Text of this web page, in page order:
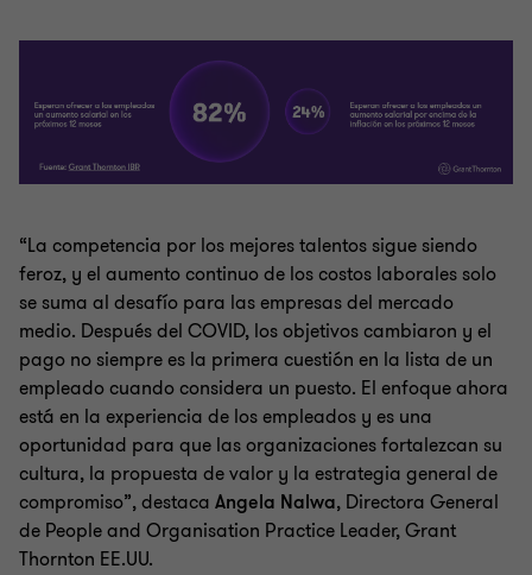
“La competencia por los mejores talentos sigue siendo
feroz, y el aumento continuo de los costos laborales solo
se suma al desafío para las empresas del mercado
medio. Después del COVID, los objetivos cambiaron y el
pago no siempre es la primera cuestión en la lista de un
empleado cuando considera un puesto. El enfoque ahora
está en la experiencia de los empleados y es una
oportunidad para que las organizaciones fortalezcan su
cultura, la propuesta de valor y la estrategia general de
compromiso”, destaca Angela Nalwa, Directora General
de People and Organisation Practice Leader, Grant
Thornton EE.UU.